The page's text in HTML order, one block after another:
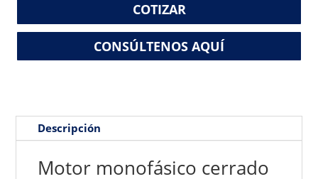
COTIZAR
CONSÚLTENOS AQUÍ
Descripción
Motor monofásico cerrado